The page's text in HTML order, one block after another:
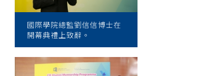
國際學院總監劉信信博士在
開幕典禮上致辭。